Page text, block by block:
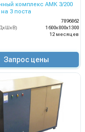
комплекс АМК 3/200
на 3 поста
7896862
1600х800х1300
12 месяцев
Запрос цены